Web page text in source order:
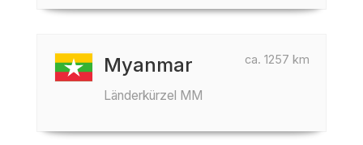
ca. 1257 km
Myanmar
Länderkürzel MM